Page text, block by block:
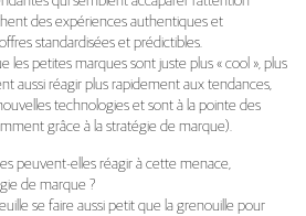
la menace des
des expériences authentiques et
standardisées et prédictibles.
les petites marques sont juste plus « cool », plus
aussi réagir plus rapidement aux tendances,
technologies et sont à la pointe des
grâce à la stratégie de marque).
peuvent-elles réagir à cette menace,
de marque ?
se faire aussi petit que la grenouille pour